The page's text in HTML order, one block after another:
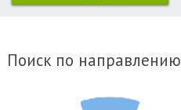
Поиск по направлению